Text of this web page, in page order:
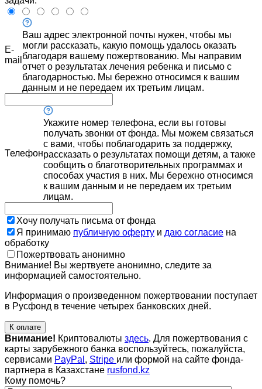
E-
mail
Ваш адрес электронной почты нужен, чтобы мы
могли рассказать, какую помощь удалось оказать
благодаря вашему пожертвованию. Мы направим
отчет о результатах лечения ребенка и письмо с
благодарностью. Мы бережно относимся к вашим
данным и не передаем их третьим лицам.
Телефон
Укажите номер телефона, если вы готовы
получать звонки от фонда. Мы можем связаться
с вами, чтобы поблагодарить за поддержку,
рассказать о результатах помощи детям, а также
сообщить о благотворительных программах и
способах участия в них. Мы бережно относимся
к вашим данным и не передаем их третьим
лицам.
Хочу получать письма от фонда
Я принимаю публичную оферту и даю согласие на
обработку
Пожертвовать анонимно
Внимание! Вы жертвуете анонимно, следите за
информацией самостоятельно.
Информация о произведенном пожертвовании поступает
в Русфонд в течение четырех банковских дней.
К оплате
Внимание! Криптовалюты здесь. Для пожертвования с
карты зарубежного банка воспользуйтесь, пожалуйста,
сервисами PayPal , Stripe или формой на сайте фонда-
партнера в Казахстане rusfond.kz
Кому помочь?